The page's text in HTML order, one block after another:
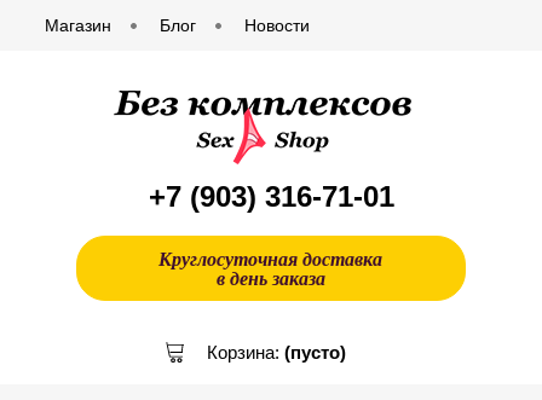
Магазин Блог Новости
+7 (903) 316-71-01
Круглосуточная доставка
в день заказа
Корзина: (пусто)